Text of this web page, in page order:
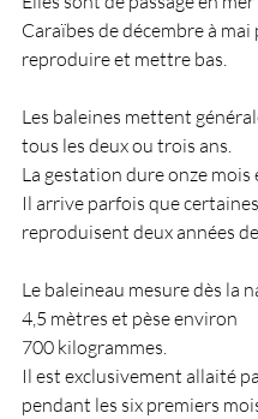
Caraïbes de décembre à mai
reproduire et mettre bas.
Les baleines mettent
tous les deux ou trois ans.
La gestation dure onze mois
Il arrive parfois que
reproduisent deux années
Le baleineau mesure dès la
4,5 mètres et pèse environ
700 kilogrammes.
Il est exclusivement allaité
pendant les six premiers